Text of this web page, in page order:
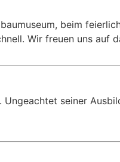
beim
Wir freuen uns auf
seiner